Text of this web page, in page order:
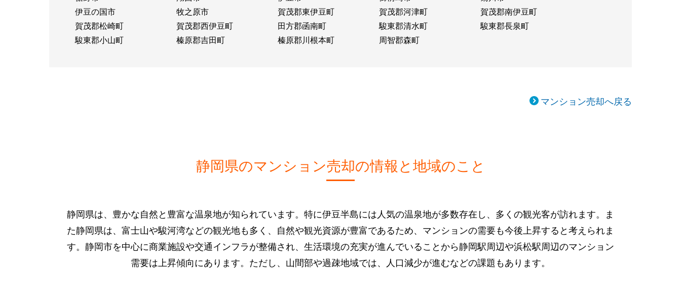
伊豆の国市
牧之原市 賀茂郡東伊豆町 賀茂郡河津町
賀茂郡南伊豆町
賀茂郡松崎町
賀茂郡西伊豆町 田方郡函南町 駿東郡清水町
駿東郡長泉町
駿東郡小山町
榛原郡吉田町 榛原郡川根本町 周智郡森町
マンション売却へ戻る
静岡県のマンション売却の情報と地域のこと
静岡県は、豊かな自然と豊富な温泉地が知られています。特に伊豆半島には人気の温泉地が多数存在し、多くの観光客が訪れます。ま
た静岡県は、富士山や駿河湾などの観光地も多く、自然や観光資源が豊富であるため、マンションの需要も今後上昇すると考えられま
す。静岡市を中心に商業施設や交通インフラが整備され、生活環境の充実が進んでいることから静岡駅周辺や浜松駅周辺のマンション
需要は上昇傾向にあります。ただし、山間部や過疎地域では、人口減少が進むなどの課題もあります。